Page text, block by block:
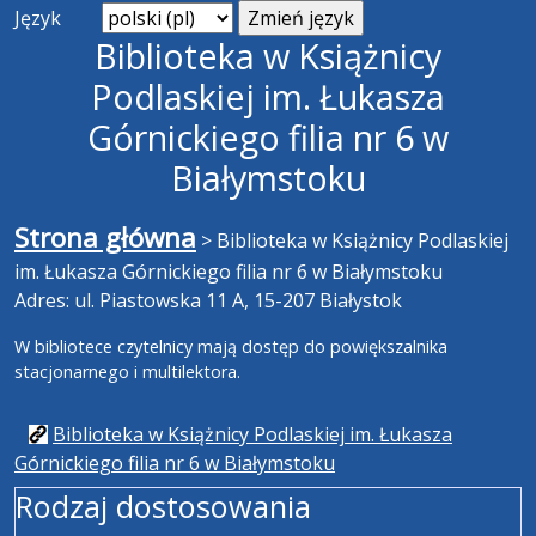
Język
Biblioteka w Książnicy
Podlaskiej im. Łukasza
Górnickiego filia nr 6 w
Białymstoku
Strona główna > Biblioteka w Książnicy Podlaskiej
im. Łukasza Górnickiego filia nr 6 w Białymstoku
Adres: ul. Piastowska 11 A, 15-207 Białystok
W bibliotece czytelnicy mają dostęp do powiększalnika
stacjonarnego i multilektora.
Biblioteka w Książnicy Podlaskiej im. Łukasza
Górnickiego filia nr 6 w Białymstoku
Rodzaj dostosowania